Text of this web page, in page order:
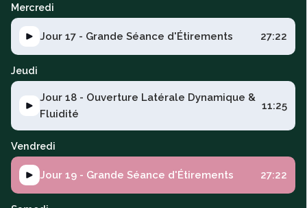
Mercredi
Jour 17 - Grande Séance d'Étirements 27:22
Jeudi
Jour 18 - Ouverture Latérale Dynamique &
Fluidité
11:25
Vendredi
Jour 19 - Grande Séance d'Étirements 27:22